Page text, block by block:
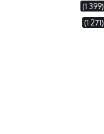
(1 399)
(1 271)